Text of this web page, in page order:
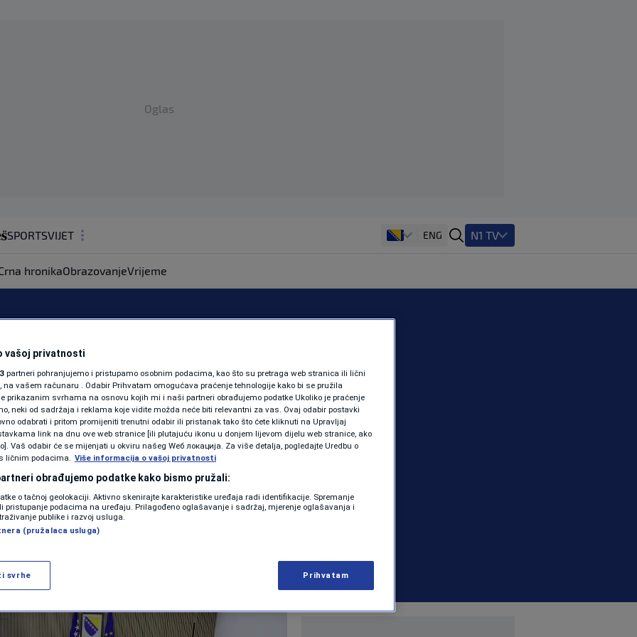
Oglas
SPORTSVIJET
ZDRAVLJE
SHOWBIZ
PODCAST
N1 SPECIJAL
FENOMENI
NEISTRAŽENO
VIRALNO
VIDEO
ENG N1 TV
hronikaObrazovanjeVrijeme
BiH nije usvojilo
otvaranju
prelaza Gradiška
| VIJESTI | 0 komentara
Više
vašoj privatnosti
partneri pohranjujemo i pristupamo osobnim podacima, kao što su pretraga web stranica ili lični
na vašem računaru . Odabir Prihvatam omogućava praćenje tehnologije kako bi se pružila
prikazanim svrhama na osnovu kojih mi i naši partneri obrađujemo podatke Ukoliko je praćenje
neki od sadržaja i reklama koje vidite možda neće biti relevantni za vas. Ovaj odabir postavki
odabrati i pritom promijeniti trenutni odabir ili pristanak tako što ćete kliknuti na Upravljaj
link na dnu ove web stranice [ili plutajuću ikonu u donjem lijevom dijelu web stranice, ako
Vaš odabir će se mijenjati u okviru našeg Wеб локација. Za više detalja, pogledajte Uredbu o
ličnim podacima. Više informacija o vašoj privatnosti
obrađujemo podatke kako bismo pružali:
o tačnoj geolokaciji. Aktivno skenirajte karakteristike uređaja radi identifikacije. Spremanje
pristupanje podacima na uređaju. Prilagođeno oglašavanje i sadržaj, mjerenje oglašavanja i
publike i razvoj usluga.
(pružalaca usluga)
svrhe Prihvatam